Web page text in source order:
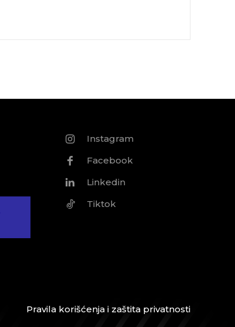
Instagram
Facebook
Linkedin
Tiktok
Pravila korišćenja i zaštita privatnosti